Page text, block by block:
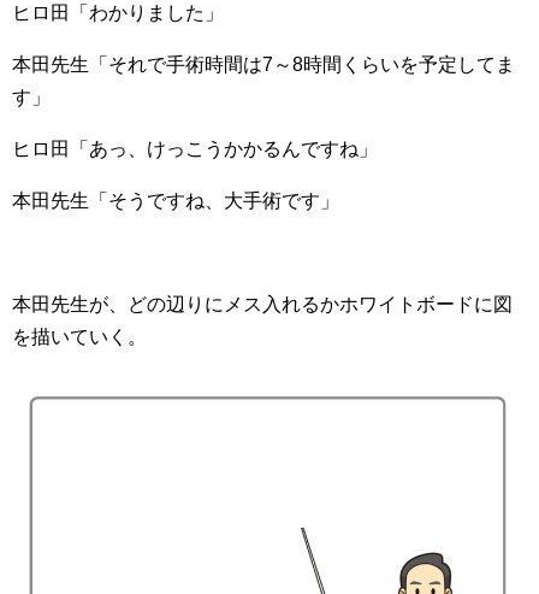
ヒロ田「わかりました」
本田先生「それで手術時間は7～8時間くらいを予定してま
す」
ヒロ田「あっ、けっこうかかるんですね」
本田先生「そうですね、大手術です」
本田先生が、どの辺りにメス入れるかホワイトボードに図
を描いていく。